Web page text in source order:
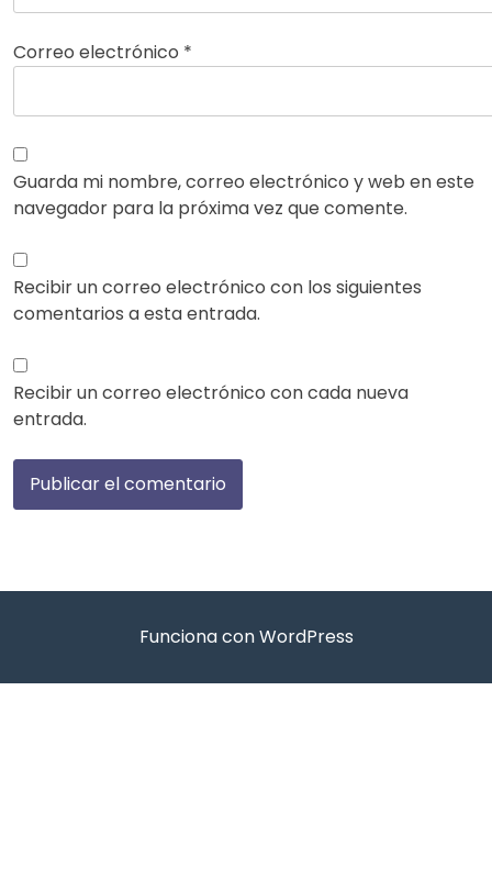
Correo electrónico *
Guarda mi nombre, correo electrónico y web en este
navegador para la próxima vez que comente.
Recibir un correo electrónico con los siguientes
comentarios a esta entrada.
Recibir un correo electrónico con cada nueva
entrada.
Funciona con WordPress